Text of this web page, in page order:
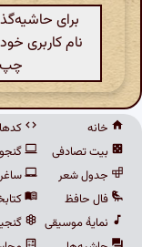
برای
نام کاربری
چپ
خانه
بیت تصادفی
جدول شعر
فال حافظ
نمایهٔ موسیقی
ساغر